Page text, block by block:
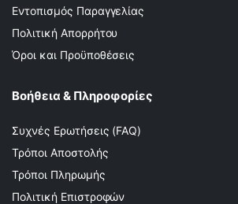
Εντοπισμός Παραγγελίας
Πολιτική Απορρήτου
Όροι και Προϋποθέσεις
Βοήθεια & Πληροφορίες
Συχνές Ερωτήσεις (FAQ)
Τρόποι Αποστολής
Τρόποι Πληρωμής
Πολιτική Επιστροφών